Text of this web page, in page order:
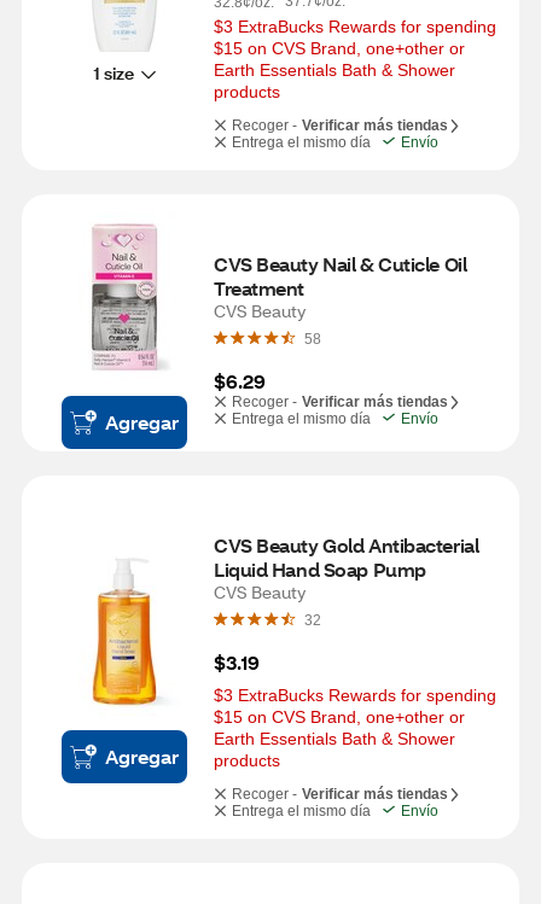
1 size
$3 ExtraBucks Rewards for spending
$15 on CVS Brand, one+other or
Earth Essentials Bath & Shower
products
Recoger - Verificar más tiendas
Entrega el mismo día
Envío
Agregar
CVS Beauty Nail & Cuticle Oil
Treatment
CVS Beauty
58
$6.29
Recoger - Verificar más tiendas
Entrega el mismo día
Envío
Agregar
CVS Beauty Gold Antibacterial
Liquid Hand Soap Pump
CVS Beauty
32
$3.19
$3 ExtraBucks Rewards for spending
$15 on CVS Brand, one+other or
Earth Essentials Bath & Shower
products
Recoger - Verificar más tiendas
Entrega el mismo día
Envío